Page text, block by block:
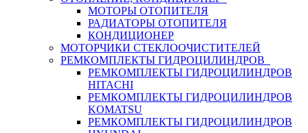
МОТОРЫ ОТОПИТЕЛЯ
РАДИАТОРЫ ОТОПИТЕЛЯ
КОНДИЦИОНЕР
МОТОРЧИКИ СТЕКЛООЧИСТИТЕЛЕЙ
РЕМКОМПЛЕКТЫ ГИДРОЦИЛИНДРОВ
РЕМКОМПЛЕКТЫ ГИДРОЦИЛИНДРОВ
HITACHI
РЕМКОМПЛЕКТЫ ГИДРОЦИЛИНДРОВ
KOMATSU
РЕМКОМПЛЕКТЫ ГИДРОЦИЛИНДРОВ